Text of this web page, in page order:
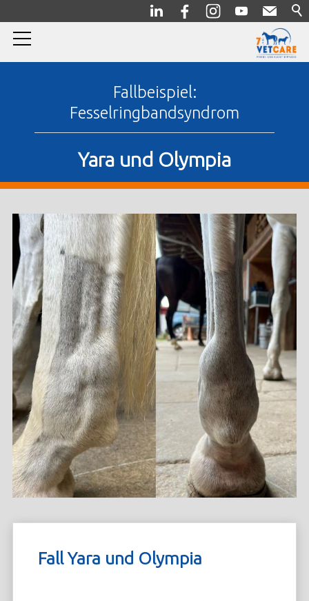
Chirurgie
Diagnostik
Komplementärmedizin
Bildergalerie
Pferde-Informationen
Fallbeispiele
Praxisgebiet
Kleintiere
Notfall
Über uns
Jubiläum
News
Fallbeispiel:
Fesselringbandsyndrom
Yara und Olympia
Fall Yara und Olympia